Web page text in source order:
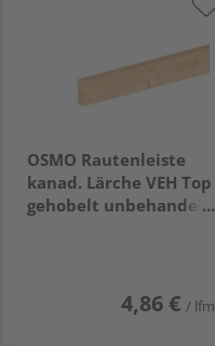
OSMO Rautenleiste
kanad. Lärche VEH Top
gehobelt unbehandelt
4,86 € / lfm